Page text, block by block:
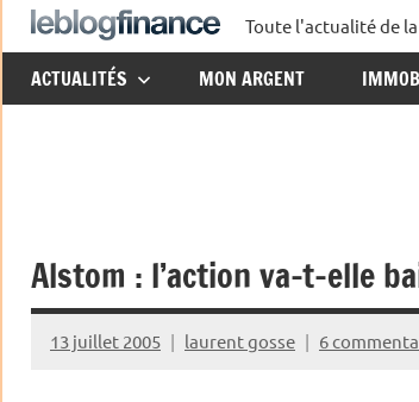
Aller
au
contenu
Le
Blog
Toute l'actualité de
ACTUALITÉS MON ARGENT
Alstom : l’action va-t-elle
13 juillet 2005 laurent gosse 6